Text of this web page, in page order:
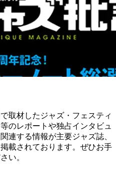
取材したジャズ・フェスティ
のレポートや独占インタビュ
連する情報が主要ジャズ誌、
載されております。ぜひお手
い。